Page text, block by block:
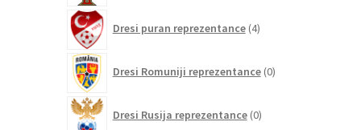
Dresi puran reprezentance 4izdelki
Dresi Romuniji reprezentance 0izdelkov
Dresi Rusija reprezentance 0izdelkov